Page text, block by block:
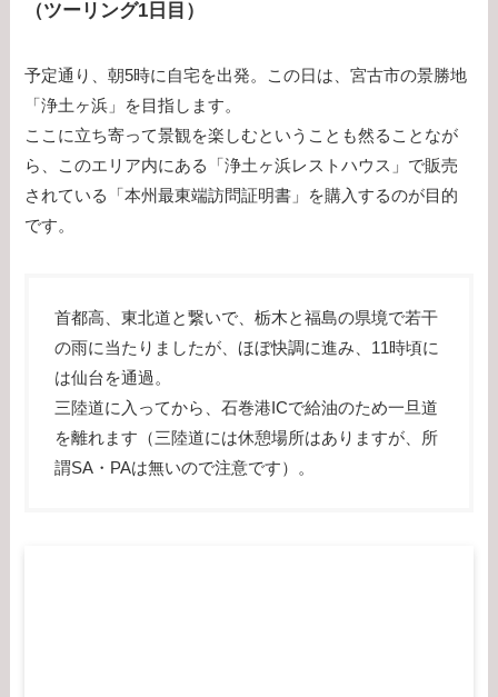
（ツーリング1日目）
予定通り、朝5時に自宅を出発。この日は、宮古市の景勝地
「浄土ヶ浜」を目指します。
ここに立ち寄って景観を楽しむということも然ることなが
ら、このエリア内にある「浄土ヶ浜レストハウス」で販売
されている「本州最東端訪問証明書」を購入するのが目的
です。
首都高、東北道と繋いで、栃木と福島の県境で若干
の雨に当たりましたが、ほぼ快調に進み、11時頃に
は仙台を通過。
三陸道に入ってから、石巻港ICで給油のため一旦道
を離れます（三陸道には休憩場所はありますが、所
謂SA・PAは無いので注意です）。